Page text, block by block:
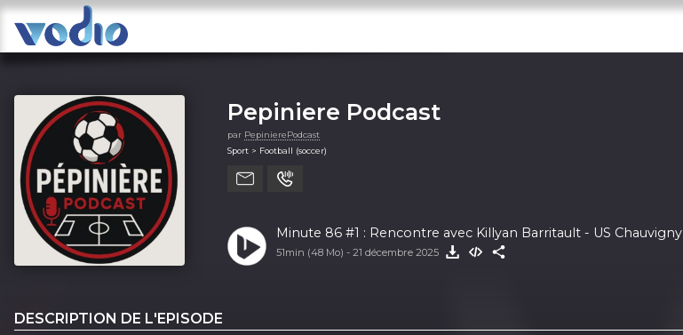
Pepiniere Podcast
par PepinierePodcast
Sport > Football (soccer)
Minute 86 #1 : Rencontre avec Killyan Barritault - US Chauvigny
51min (48 Mo) - 21 décembre 2025
DESCRIPTION DE L'EPISODE